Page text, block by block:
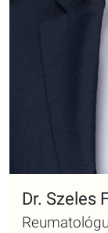
Dr. Szeles